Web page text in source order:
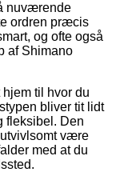
nuværende
ordren præcis
og ofte også
af Shimano
til hvor du
bliver tit lidt
fleksibel. Den
være
med at du